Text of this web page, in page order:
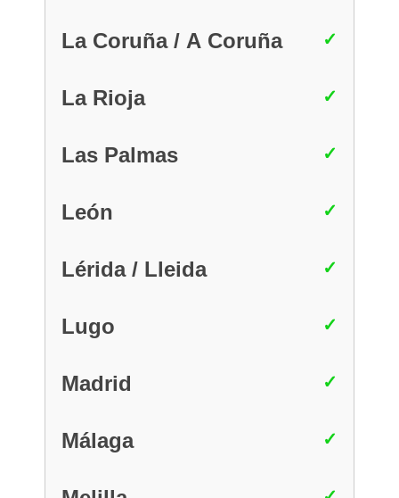
La Coruña / A Coruña
La Rioja
Las Palmas
León
Lérida / Lleida
Lugo
Madrid
Málaga